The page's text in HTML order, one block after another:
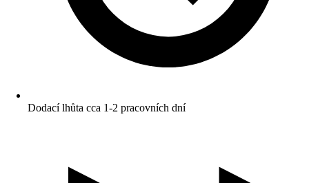
Dodací lhůta cca 1-2 pracovních dní